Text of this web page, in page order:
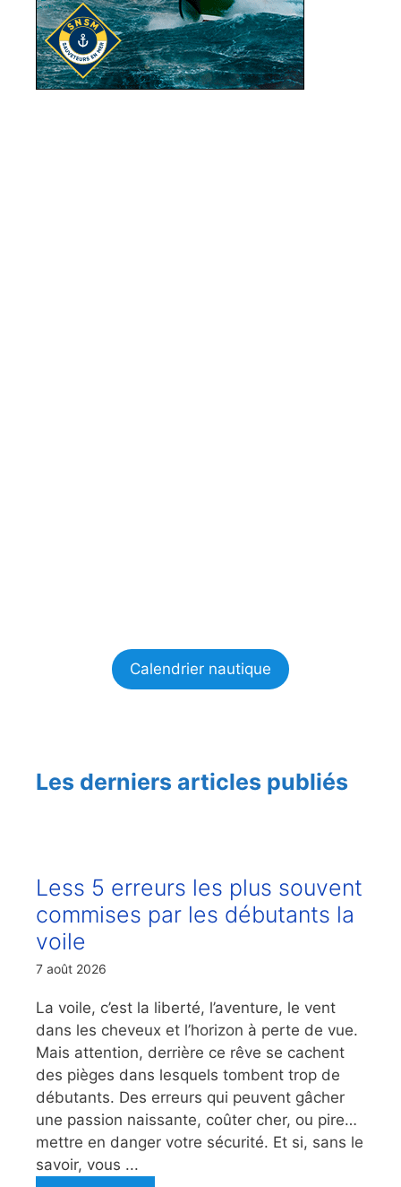
Calendrier nautique
Les derniers articles publiés
Less 5 erreurs les plus souvent
commises par les débutants la
voile
7 août 2026
La voile, c’est la liberté, l’aventure, le vent
dans les cheveux et l’horizon à perte de vue.
Mais attention, derrière ce rêve se cachent
des pièges dans lesquels tombent trop de
débutants. Des erreurs qui peuvent gâcher
une passion naissante, coûter cher, ou pire…
mettre en danger votre sécurité. Et si, sans le
savoir, vous ...